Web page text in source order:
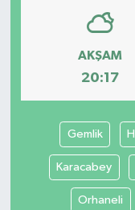
AKŞAM
20:17
Gemlik
Karacabey
Orhaneli